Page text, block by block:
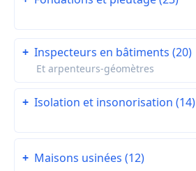
+ Inspecteurs en bâtiments (20)
Et arpenteurs-géomètres
+ Isolation et insonorisation (14)
+ Maisons usinées (12)